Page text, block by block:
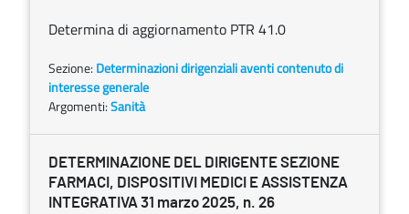
Determina di aggiornamento PTR 41.0
Sezione: Determinazioni dirigenziali aventi contenuto di
interesse generale
Argomenti:Sanità
DETERMINAZIONE DEL DIRIGENTE SEZIONE
FARMACI, DISPOSITIVI MEDICI E ASSISTENZA
INTEGRATIVA 31 marzo 2025, n. 26